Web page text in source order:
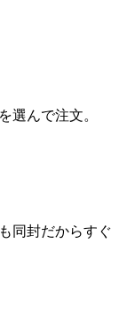
選んで注文。
同封だからすぐ